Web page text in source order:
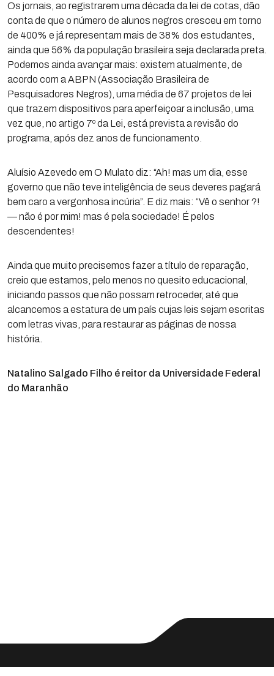
Os jornais, ao registrarem uma década da lei de cotas, dão
conta de que o número de alunos negros cresceu em torno
de 400% e já representam mais de 38% dos estudantes,
ainda que 56% da população brasileira seja declarada preta.
Podemos ainda avançar mais: existem atualmente, de
acordo com a ABPN (Associação Brasileira de
Pesquisadores Negros), uma média de 67 projetos de lei
que trazem dispositivos para aperfeiçoar a inclusão, uma
vez que, no artigo 7º da Lei, está prevista a revisão do
programa, após dez anos de funcionamento.
Aluísio Azevedo em O Mulato diz: “Ah! mas um dia, esse
governo que não teve inteligência de seus deveres pagará
bem caro a vergonhosa incúria”. E diz mais: “Vê o senhor ?!
— não é por mim! mas é pela sociedade! É pelos
descendentes!
Ainda que muito precisemos fazer a título de reparação,
creio que estamos, pelo menos no quesito educacional,
iniciando passos que não possam retroceder, até que
alcancemos a estatura de um país cujas leis sejam escritas
com letras vivas, para restaurar as páginas de nossa
história.
Natalino Salgado Filho é reitor da Universidade Federal
do Maranhão